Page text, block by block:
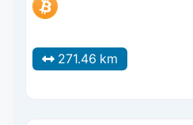
271.46 km